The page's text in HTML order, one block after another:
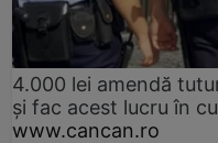
4.000 lei amendă
și fac acest lucru în
www.cancan.ro